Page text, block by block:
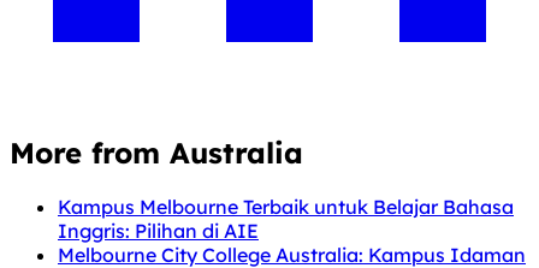
More from Australia
Kampus Melbourne Terbaik untuk Belajar Bahasa
Inggris: Pilihan di AIE
Melbourne City College Australia: Kampus Idaman